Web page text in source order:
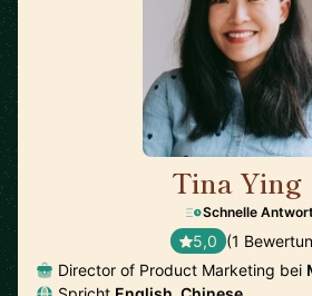
Tina Ying
Schnelle Antwort
5,0 (1
Director of Product Marketing bei